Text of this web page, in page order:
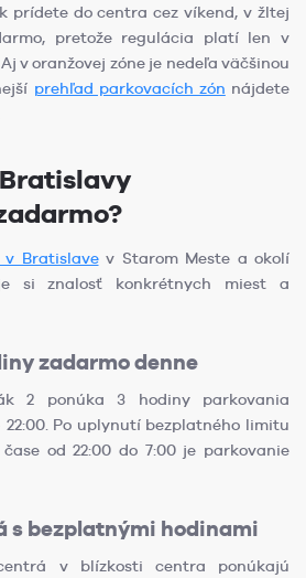
prídete do centra cez víkend, v žltej
pretože regulácia platí len v
v oranžovej zóne je nedeľa väčšinou
prehľad parkovacích zón nájdete
v Bratislavev Starom Meste a okolí
si znalosť konkrétnych miest a
zadarmo denne
2 ponúka 3 hodiny parkovania
22:00. Po uplynutí bezplatného limitu
od 22:00 do 7:00 je parkovanie
s bezplatnými hodinami
v blízkosti centra ponúkajú